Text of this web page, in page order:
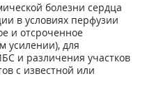
болезни сердца
в условиях перфузии
и отсроченное
усилении), для
и различения участков
с известной или